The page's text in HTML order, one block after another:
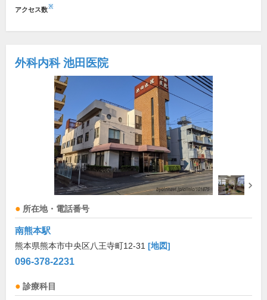
アクセス数※
外科内科 池田医院
所在地・電話番号
南熊本駅
熊本県熊本市中央区八王寺町12-31 [地図]
096-378-2231
診療科目